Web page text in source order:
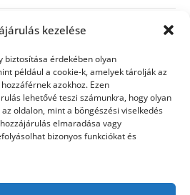
kezelése
biztosítása érdekében olyan
például a cookie-k, amelyek tárolják az
azokhoz. Ezen
lehetővé teszi számunkra, hogy olyan
oldalon, mint a böngészési viselkedés
elmaradása vagy
bizonyos funkciókat és
tudni az öregedés lassításáról és